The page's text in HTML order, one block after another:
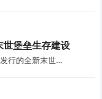
世堡垒生存建设
行的全新末世…